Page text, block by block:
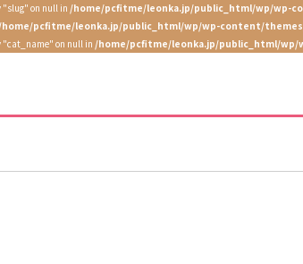
on null in /home/pcfitme/leonka.jp/public_html/wp/wp-
/home/pcfitme/leonka.jp/public_html/wp/wp-content/
on null in /home/pcfitme/leonka.jp/public_html/